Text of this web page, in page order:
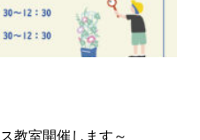
教室開催します～